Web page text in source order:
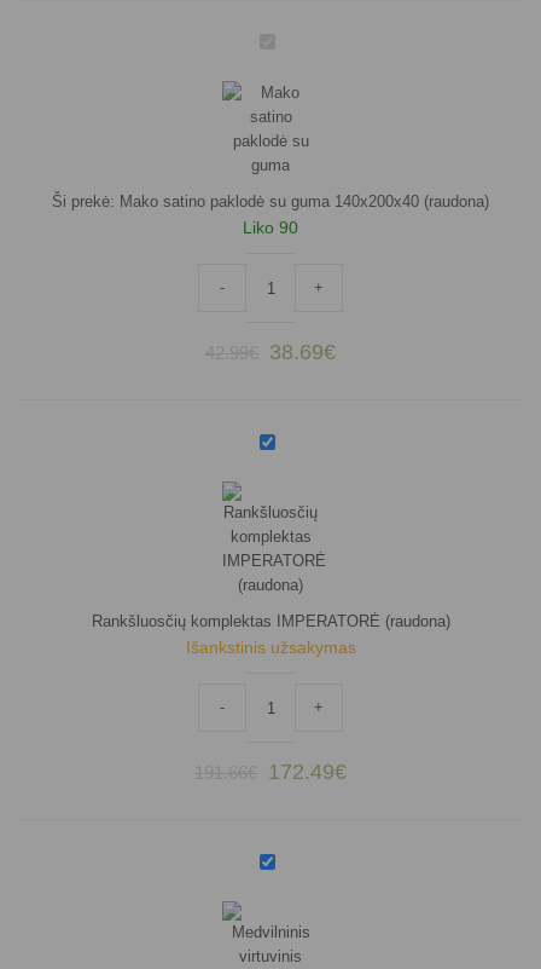
paklodė
140x200x40
(raudona)
Ši prekė: Mako satino paklodė su guma 140x200x40 (raudona)
Liko 90
- +
38.69€
Rankšluosčių
(raudona)
Rankšluosčių komplektas IMPERATORĖ (raudona)
Išankstinis užsakymas
- +
Original
172.49€Current
Medvilninis
KALĖDŲ
DVASIA